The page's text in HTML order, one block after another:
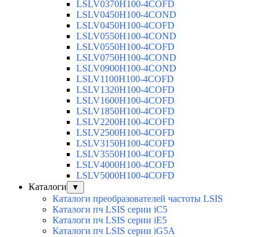
LSLV0370H100-4COFD
LSLV0450H100-4COND
LSLV0450H100-4COFD
LSLV0550H100-4COND
LSLV0550H100-4COFD
LSLV0750H100-4COND
LSLV0900H100-4COND
LSLV1100H100-4COFD
LSLV1320H100-4COFD
LSLV1600H100-4COFD
LSLV1850H100-4COFD
LSLV2200H100-4COFD
LSLV2500H100-4COFD
LSLV3150H100-4COFD
LSLV3550H100-4COFD
LSLV4000H100-4COFD
LSLV5000H100-4COFD
Каталоги
▼
Каталоги преобразователей частоты LSIS
Каталоги пч LSIS серии iC5
Каталоги пч LSIS серии iE5
Каталоги пч LSIS серии iG5A